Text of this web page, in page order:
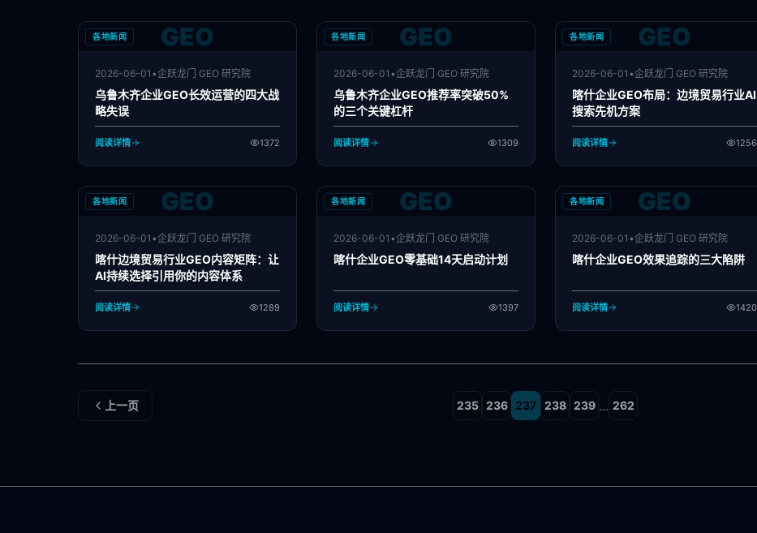
各地新闻 GEO
2026-06-01 •企跃龙门 GEO 研究院
乌鲁木齐企业GEO长效运营的四大战
略失误
阅读详情 1372
各地新闻 GEO
2026-06-01 •企跃龙门 GEO 研究院
乌鲁木齐企业GEO推荐率突破50%
的三个关键杠杆
阅读详情 1309
各地新闻 GEO
2026-06-01 •企跃龙门 GEO 研究院
喀什企业GEO布局：边境贸易行业AI
搜索先机方案
阅读详情 1256
各地新闻 GEO
2026-06-01 •企跃龙门 GEO 研究院
喀什边境贸易行业GEO内容矩阵：让
AI持续选择引用你的内容体系
阅读详情 1289
各地新闻 GEO
2026-06-01 •企跃龙门 GEO 研究院
喀什企业GEO零基础14天启动计划
阅读详情 1397
各地新闻 GEO
2026-06-01 •企跃龙门 GEO 研究院
喀什企业GEO效果追踪的三大陷阱
阅读详情 1420
上一页 235 236 237 238 239 ... 262